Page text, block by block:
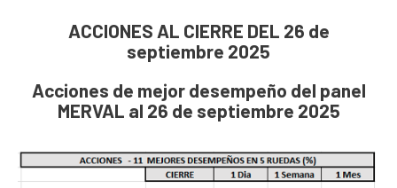
ACCIONES AL CIERRE DEL 26 de
septiembre 2025
Acciones de mejor desempeño del panel
MERVAL al 26 de septiembre 2025